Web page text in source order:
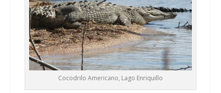
Cocodrilo Americano, Lago Enriquillo